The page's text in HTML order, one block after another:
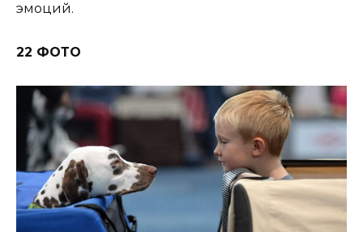
эмоций.
22 ФОТО